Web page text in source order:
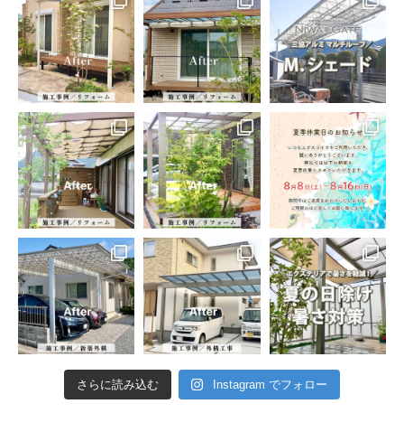
さらに読み込む Instagram でフォロー